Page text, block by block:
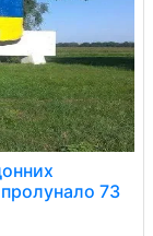
73